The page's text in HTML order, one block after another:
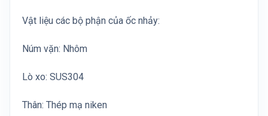
Vật liệu các bộ phận của ốc nhảy:
Núm vặn: Nhôm
Lò xo: SUS304
Thân: Thép mạ niken